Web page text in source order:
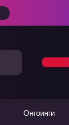
Онгоинги